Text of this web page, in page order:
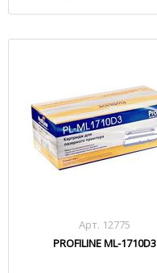
Арт. 12775
PROFILINE ML-1710D3